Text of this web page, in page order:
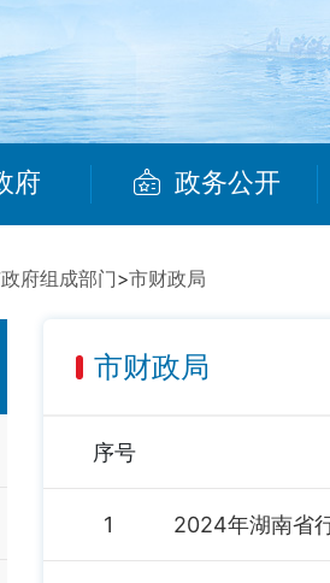
府 政务公开
府组成部门>市财政局
市财政局
序号
1 2024年湖南省